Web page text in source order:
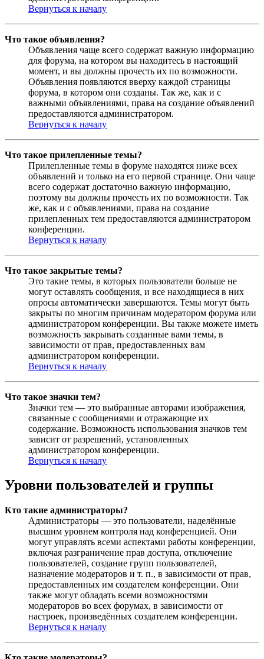
Вернуться к началу
Что такое объявления?
Объявления чаще всего содержат важную информацию
для форума, на котором вы находитесь в настоящий
момент, и вы должны прочесть их по возможности.
Объявления появляются вверху каждой страницы
форума, в котором они созданы. Так же, как и с
важными объявлениями, права на создание объявлений
предоставляются администратором.
Вернуться к началу
Что такое прилепленные темы?
Прилепленные темы в форуме находятся ниже всех
объявлений и только на его первой странице. Они чаще
всего содержат достаточно важную информацию,
поэтому вы должны прочесть их по возможности. Так
же, как и с объявлениями, права на создание
прилепленных тем предоставляются администратором
конференции.
Вернуться к началу
Что такое закрытые темы?
Это такие темы, в которых пользователи больше не
могут оставлять сообщения, и все находящиеся в них
опросы автоматически завершаются. Темы могут быть
закрыты по многим причинам модератором форума или
администратором конференции. Вы также можете иметь
возможность закрывать созданные вами темы, в
зависимости от прав, предоставленных вам
администратором конференции.
Вернуться к началу
Что такое значки тем?
Значки тем — это выбранные авторами изображения,
связанные с сообщениями и отражающие их
содержание. Возможность использования значков тем
зависит от разрешений, установленных
администратором конференции.
Вернуться к началу
Уровни пользователей и группы
Кто такие администраторы?
Администраторы — это пользователи, наделённые
высшим уровнем контроля над конференцией. Они
могут управлять всеми аспектами работы конференции,
включая разграничение прав доступа, отключение
пользователей, создание групп пользователей,
назначение модераторов и т. п., в зависимости от прав,
предоставленных им создателем конференции. Они
также могут обладать всеми возможностями
модераторов во всех форумах, в зависимости от
настроек, произведённых создателем конференции.
Вернуться к началу